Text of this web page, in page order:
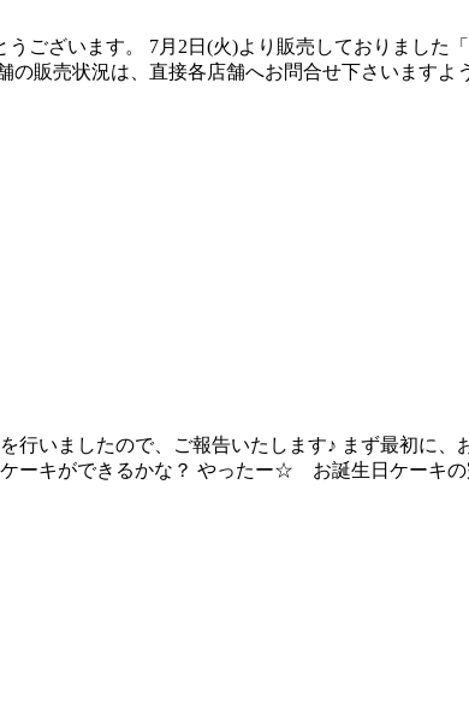
ございます。 7月2日(火)より販売しておりました
販売状況は、直接各店舗へお問合せ下さいますよ
いましたので、ご報告いたします♪ まず最初に、
ーキができるかな？ やったー☆ お誕生日ケーキ